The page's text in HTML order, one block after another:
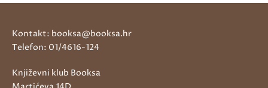
Kontakt: booksa@booksa.hr
Telefon: 01/4616-124
Književni klub Booksa